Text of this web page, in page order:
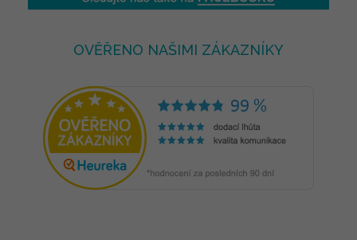
OVĚŘENO NAŠIMI ZÁKAZNÍKY